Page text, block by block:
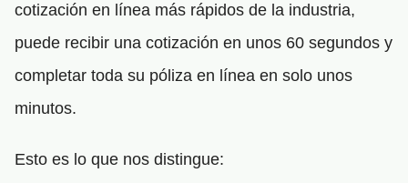
cotización en línea más rápidos de la industria,
puede recibir una cotización en unos 60 segundos y
completar toda su póliza en línea en solo unos
minutos.
Esto es lo que nos distingue: